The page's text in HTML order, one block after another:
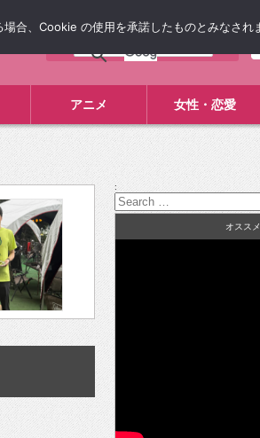
アニメ 女性・恋愛
:
オスス
合、Cookie の使用を承諾したものとみなされ